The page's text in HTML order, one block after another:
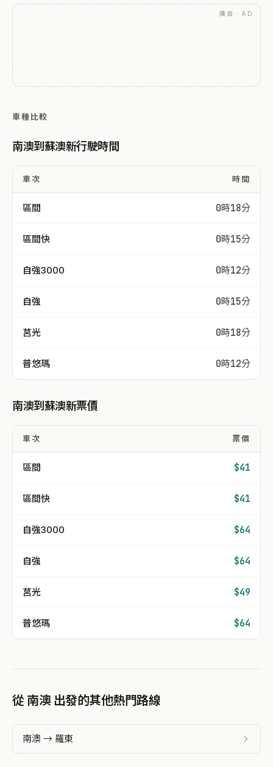
廣告 · AD
車種比較
南澳到蘇澳新行駛時間
車次 時間
區間 0時18分
區間快 0時15分
自強3000 0時12分
自強 0時15分
莒光 0時18分
普悠瑪 0時12分
南澳到蘇澳新票價
車次 票價
區間 $41
區間快 $41
自強3000 $64
自強 $64
莒光 $49
普悠瑪 $64
從 南澳 出發的其他熱門路線
南澳 → 羅東